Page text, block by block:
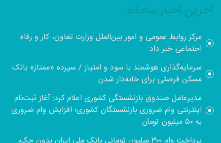
آخرین اخبار سامانه
مرکز روابط عمومی و امور بین‌الملل وزارت تعاون، کار و رفاه
اجتماعی خبر داد:
سرمایه‌گذاری هوشمند با سود و امتیاز / سپرده «ممتاز» بانک
مسکن فرصتی برای خانه‌دار شدن
مدیرعامل صندوق بازنشستگی کشوری اعلام کرد: آغاز ثبت‌نام
اینترنتی وام ضروری بازنشستگان کشوری؛ افزایش وام ضروری
به ۵۰ میلیون تومان